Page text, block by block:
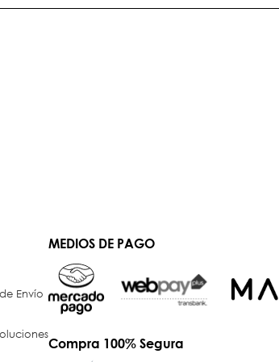
Envío
MEDIOS DE PAGO
Compra 100% Segura